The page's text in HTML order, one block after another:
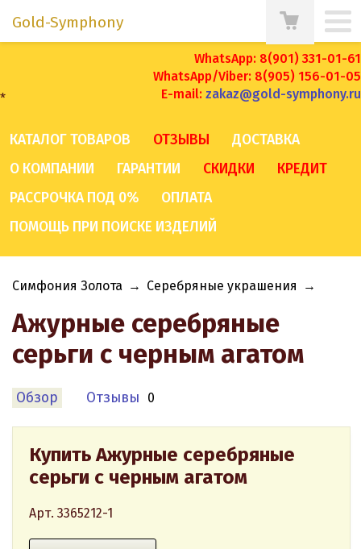
WhatsApp: 8(901) 331-01-61
WhatsApp/Viber: 8(905) 156-01-05
E-mail: zakaz@gold-symphony.ru
*
Gold-Symphony
КАТАЛОГ ТОВАРОВ ОТЗЫВЫ
ДОСТАВКА
О КОМПАНИИ
ГАРАНТИИ СКИДКИ
КРЕДИТ
РАССРОЧКА ПОД 0%
ОПЛАТА
ПОМОЩЬ ПРИ ПОИСКЕ ИЗДЕЛИЙ
Симфония Золота → Серебряные украшения →
Ажурные серебряные
серьги с черным агатом
Обзор Отзывы 0
Купить Ажурные серебряные
серьги с черным агатом
Арт. 3365212-1